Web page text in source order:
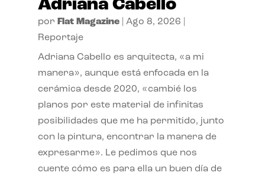
Adriana Cabello
por Flat Magazine| Ago 8, 2026
Reportaje
Adriana Cabello es arquitecta, «a mi
manera», aunque está enfocada en la
cerámica desde 2020, «cambié los
planos por este material de infinitas
posibilidades que me ha permitido, junto
con la pintura, encontrar la manera de
expresarme». Le pedimos que nos
cuente cómo es para ella un buen día de